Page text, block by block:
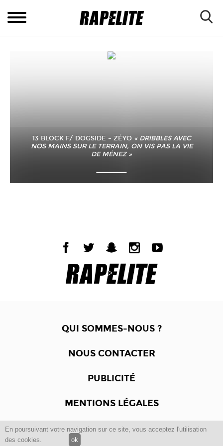
En poursuivant votre navigation sur ce site, vous acceptez l'utilisation
des cookies.
ok
13 BLOCK F/ DOGSIDE – ZÉYO « DRIBBLES AVEC
NOS MAINS SUR LE TERRAIN, ON VIS PAS LA VIE
DE MÉNEZ »
QUI SOMMES-NOUS ?
NOUS CONTACTER
PUBLICITÉ
MENTIONS LÉGALES
Copyright © 2012 -2017Dewalgo- Tous droits réservés.